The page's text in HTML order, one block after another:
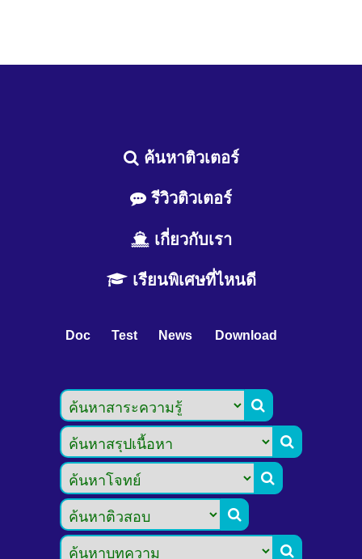
ค้นหาติวเตอร์
รีวิวติวเตอร์
เกี่ยวกับเรา
เรียนพิเศษที่ไหนดี
Doc Test News Download




